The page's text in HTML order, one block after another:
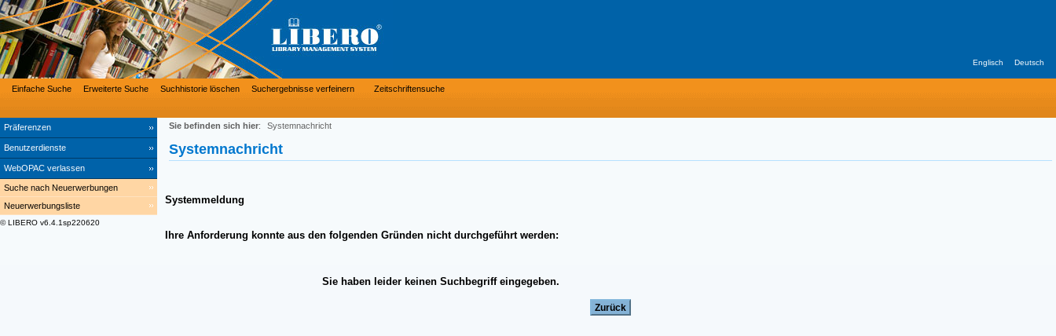
Präferenzen
Benutzerdienste
WebOPAC verlassen
Einfache Suche Erweiterte Suche Suchhistorie löschen Suchergebnisse verfeinern Zeitschriftensuche
Englisch Deutsch
Suche nach Neuerwerbungen
Neuerwerbungsliste
© LIBERO v6.4.1sp220620
Sie befinden sich hier: Systemnachricht
Systemnachricht
Systemmeldung
Ihre Anforderung konnte aus den folgenden Gründen nicht durchgeführt werden:
Sie haben leider keinen Suchbegriff eingegeben.